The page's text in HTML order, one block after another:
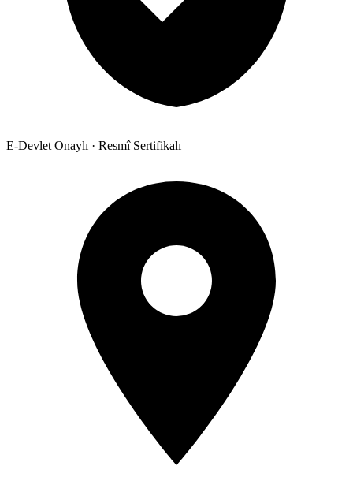
E-Devlet Onaylı · Resmî Sertifikalı